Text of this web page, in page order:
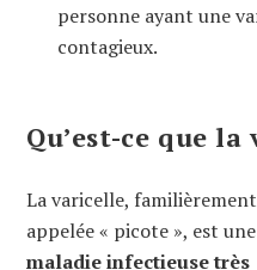
personne ayant une
contagieux.
Qu’est-ce que
La varicelle, familièrement
appelée « picote », est une
maladie infectieuse très